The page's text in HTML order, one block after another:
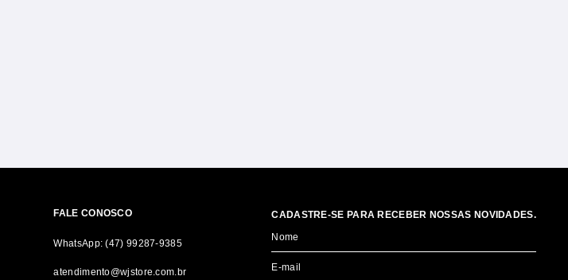
FALE CONOSCO
WhatsApp: (47) 99287-9385
atendimento@wjstore.com.br
CADASTRE-SE PARA RECEBER NOSSAS NOVIDADES.
Nome
E-mail